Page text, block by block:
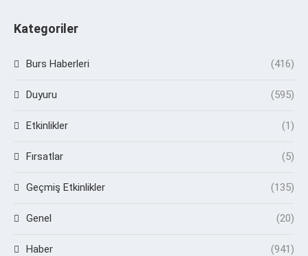
Kategoriler
Burs Haberleri (416)
Duyuru (595)
Etkinlikler (1)
Fırsatlar (5)
Geçmiş Etkinlikler (135)
Genel (20)
Haber (941)